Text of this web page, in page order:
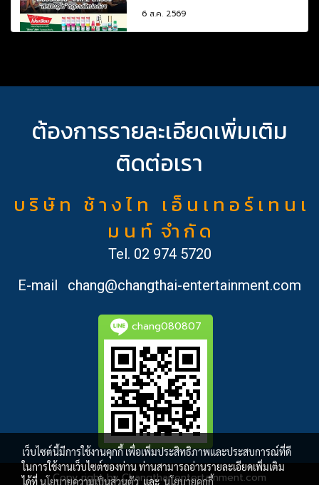
6 ส.ค. 2569
ต้องการรายละเอียดเพิ่มเติม
ติดต่อเรา
บ ริ ษั ท ช้ า ง ไ ท เ อ็ น เ ท อ ร์ เ ท น เ
ม น ท์ จำ กั ด
Tel. 02 974 5720
E-mail
chang@changthai-entertainment.com
chang080807
Copy right by Changthai-entertainment.com
เว็บไซต์นี้มีการใช้งานคุกกี้ เพื่อเพิ่มประสิทธิภาพและประสบการณ์ที่ดี
ในการใช้งานเว็บไซต์ของท่าน ท่านสามารถอ่านรายละเอียดเพิ่มเติม
ได้ที่นโยบายความเป็นส่วนตัวและนโยบายคุกกี้